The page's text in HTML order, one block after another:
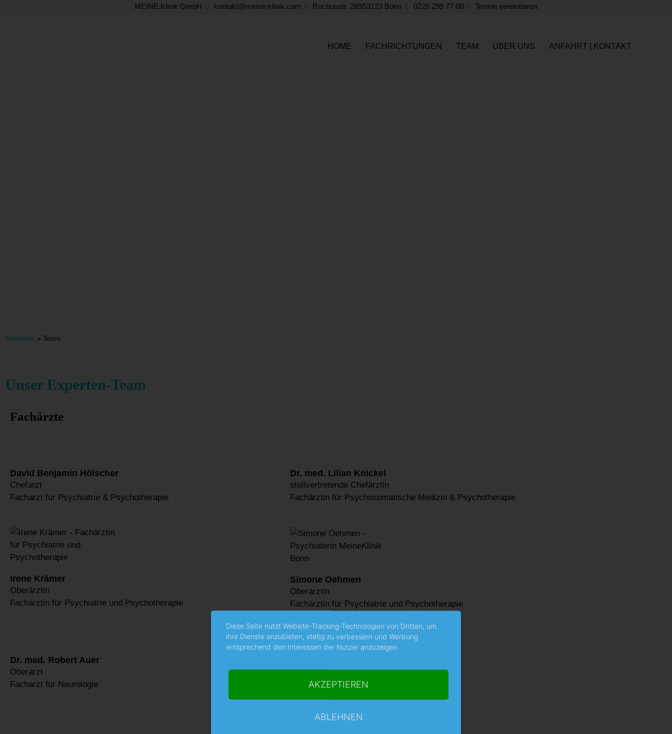
MEINE.Klinik GmbH kontakt@meine-klinik.com Rochusstr. 28953123 Bonn 0228 299 77 00 Termin vereinbaren
HOME FACHRICHTUNGEN TEAM ÜBER UNS ANFAHRT | KONTAKT
Startseite » Team
Unser Experten-Team
Fachärzte
David Benjamin Hölscher
Chefarzt
Facharzt für Psychiatrie & Psychotherapie
Irene Krämer
Oberärztin
Fachärztin für Psychiatrie und Psychotherapie
Dr. med. Robert Auer
Oberarzt
Facharzt für Neurologie
Dr. med. Lilian Knickel
stellvertretende Chefärztin
Fachärztin für Psychosomatische Medizin & Psychotherapie
Simone Oehmen
Oberärztin
Fachärztin für Psychiatrie und Psychotherapie
Oberärztin
Fachärztin für Allgemeinmedizin
Diese Seite nutzt Website-Tracking-Technologien von Dritten, um
ihre Dienste anzubieten, stetig zu verbessern und Werbung
entsprechend den Interessen der Nutzer anzuzeigen.
AKZEPTIEREN
ABLEHNEN